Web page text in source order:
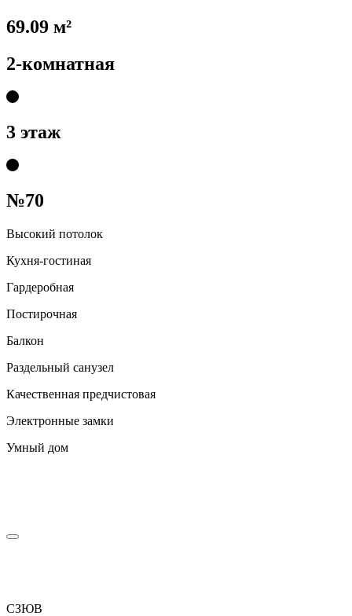
69.09 м²
2-комнатная
3 этаж
№70
Высокий потолок
Кухня-гостиная
Гардеробная
Постирочная
Балкон
Раздельный санузел
Качественная предчистовая
Электронные замки
Умный дом
СЗЮВ